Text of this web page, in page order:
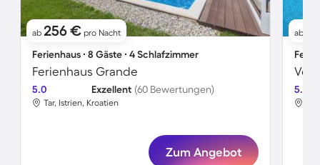
ab 256 € pro Nacht
Ferienhaus ∙ 8 Gäste ∙ 4 Schlafzimmer
Ferienhaus Grande
5.0 Exzellent (60 Bewertungen)
Tar, Istrien, Kroatien
Zum Angebot
ab
5.0